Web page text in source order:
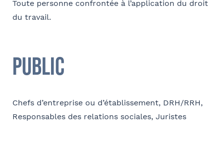
Toute personne confrontée à l’application du droit
du travail.
Public
Chefs d’entreprise ou d’établissement, DRH/RRH,
Responsables des relations sociales, Juristes
concernant l’établissement de la convention